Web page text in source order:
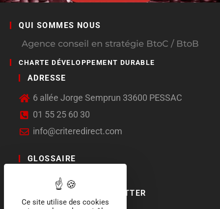
QUI SOMMES NOUS
Agence conseil en stratégie BtoC / BtoB
CHARTE DÉVELOPPEMENT DURABLE
ADRESSE
6 allée Jorge Semprun 33600 PESSAC
01 55 25 60 30
info@criteredirect.com
GLOSSAIRE
LE BLOG
ABONNEMENT NEWSLETTER
Ce site utilise des cookies